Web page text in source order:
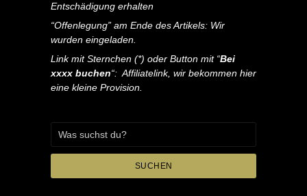
Entschädigung erhalten
“Offenlegung” am Ende des Artikels: Wir
wurden eingeladen.
Link mit Sternchen (*) oder Button mit “Bei
xxxx buchen“: Affiliatelink, wir bekommen hier
eine kleine Provision.
SUCHEN